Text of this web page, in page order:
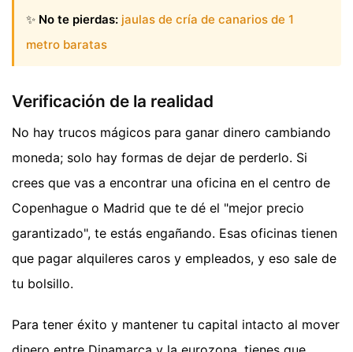
✨ No te pierdas: jaulas de cría de canarios de 1
metro baratas
Verificación de la realidad
No hay trucos mágicos para ganar dinero cambiando
moneda; solo hay formas de dejar de perderlo. Si
crees que vas a encontrar una oficina en el centro de
Copenhague o Madrid que te dé el "mejor precio
garantizado", te estás engañando. Esas oficinas tienen
que pagar alquileres caros y empleados, y eso sale de
tu bolsillo.
Para tener éxito y mantener tu capital intacto al mover